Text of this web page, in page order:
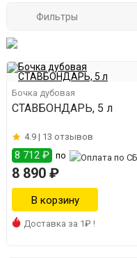
Фильтры
Бочка дубовая
СТАВБОНДАРЬ, 5 л
4.9 | 13 отзывов
8 712 ₽ по
8 890 ₽
Доставка за 1₽ !